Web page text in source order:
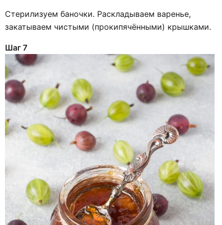
Стерилизуем баночки. Раскладываем варенье,
закатываем чистыми (прокипячёнными) крышками.
Шаг 7